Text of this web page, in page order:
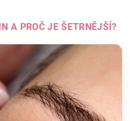
A PROČ JE ŠETRNĚJŠÍ?